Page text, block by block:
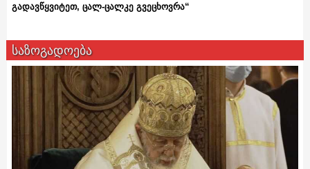
გადავწყვიტეთ, ცალ-ცალკე გვეცხოვრა“
საზოგადოება